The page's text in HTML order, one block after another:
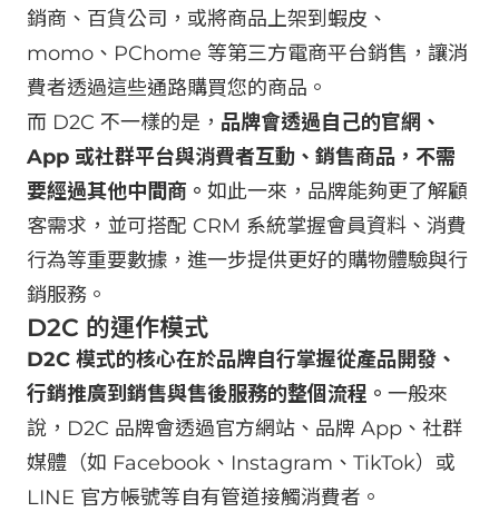
銷商、百貨公司，或將商品上架到蝦皮、
momo、PChome 等第三方電商平台銷售，讓消
費者透過這些通路購買您的商品。
而 D2C 不一樣的是， 品牌會透過自己的官網、
App 或社群平台與消費者互動、銷售商品，不需
要經過其他中間商。 如此一來，品牌能夠更了解顧
客需求，並可搭配 CRM 系統掌握會員資料、消費
行為等重要數據，進一步提供更好的購物體驗與行
銷服務。
D2C 的運作模式
D2C 模式的核心在於品牌自行掌握從產品開發、
行銷推廣到銷售與售後服務的整個流程。 一般來
說，D2C 品牌會透過官方網站、品牌 App、社群
媒體（如 Facebook、Instagram、TikTok）或
LINE 官方帳號等自有管道接觸消費者。